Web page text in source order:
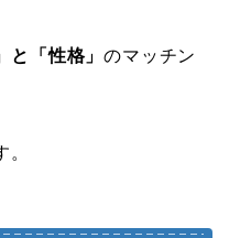
と「性格」のマッチン